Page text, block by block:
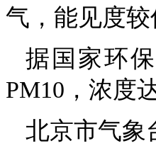
气，能见度
据国家环
PM10，浓度
北京市气象